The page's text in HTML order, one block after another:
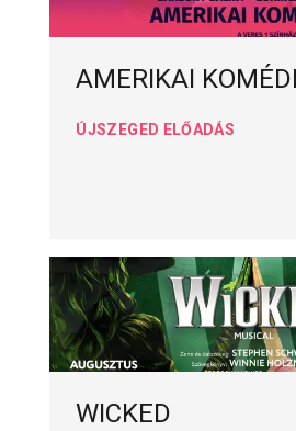
AMERIKAI
ÚJSZEGED ELŐADÁS
WICKED